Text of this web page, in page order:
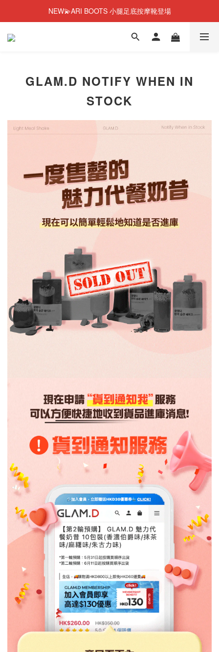
NEW💫ARI BOOTS 小腿足底按摩靴登場
NEW💫ARI BOOTS 小腿足底按摩靴登場
今個夏天零糖輕鬆瘦⭐限時58%OFF＋贈品
NEW💫ARI BOOTS 小腿足底按摩靴登場
GLAM.D NOTIFY WHEN IN
STOCK